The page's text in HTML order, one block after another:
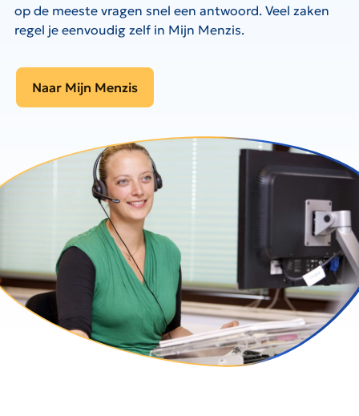
op de meeste vragen snel een antwoord. Veel zaken
regel je eenvoudig zelf in Mijn Menzis.
Naar Mijn Menzis